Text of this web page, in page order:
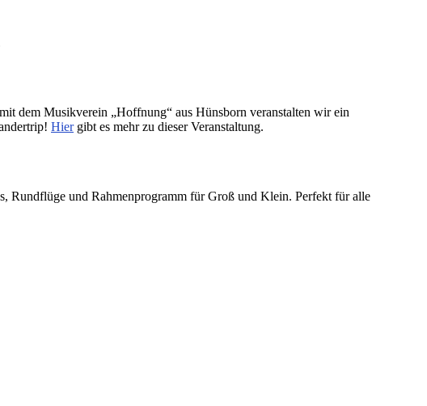
dem Musikverein „Hoffnung“ aus Hünsborn veranstalten wir ein
Hiergibt es mehr zu dieser Veranstaltung.
Rundflüge und Rahmenprogramm für Groß und Klein. Perfekt für alle